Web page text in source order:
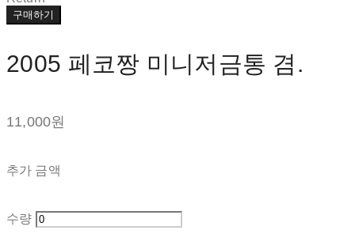
구매하기
2005 페코짱 미니저금통 겸.
11,000원
추가 금액
수량